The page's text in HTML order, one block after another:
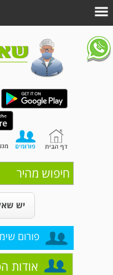
חיפוש מהיר
יש
פורום
אודות